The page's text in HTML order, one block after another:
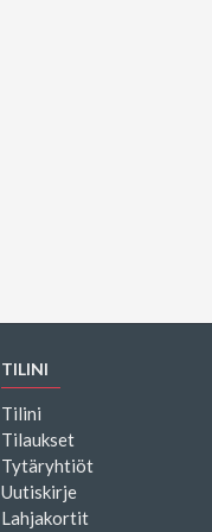
TILINI
Tilini
Tilaukset
Tytäryhtiöt
Uutiskirje
Lahjakortit